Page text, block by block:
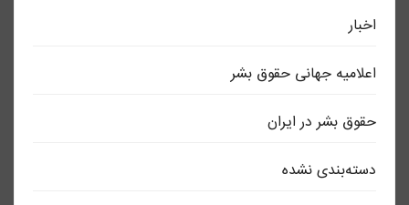
اخبار
اعلاميه جهانی حقوق بشر
حقوق بشر در ایران
دسته‌بندی نشده